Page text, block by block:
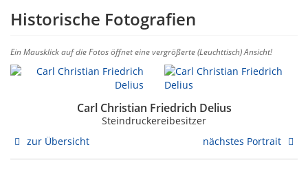
Historische Fotografien
Ein Mausklick auf die Fotos öffnet eine vergrößerte (Leuchttisch) Ansicht!
Carl Christian Friedrich Delius
Steindruckereibesitzer
zur Übersicht
nächstes Portrait